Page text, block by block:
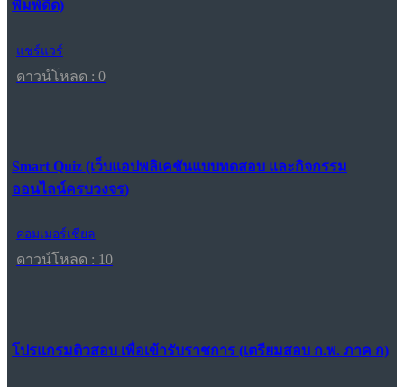
พิมพ์ดีด)
แชร์แวร์
ดาวน์โหลด : 0
Smart Quiz (เว็บแอปพลิเคชันแบบทดสอบ และกิจกรรม
ออนไลน์ครบวงจร)
คอมเมอร์เชียล
ดาวน์โหลด : 10
โปรแกรมติวสอบ เพื่อเข้ารับราชการ (เตรียมสอบ ก.พ. ภาค ก)